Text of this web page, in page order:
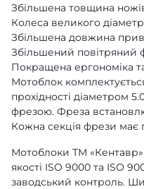
Збільшена товщина
Колеса великого
Збільшена довжина
Збільшений повітряний
Покращена ергономіка
Мотоблок
прохідності діаметром
фрезою. Фреза
Кожна секція фрези має
Мотоблоки ТМ «Кентавр»
якості ISO 9000 та ISO
заводський контроль.